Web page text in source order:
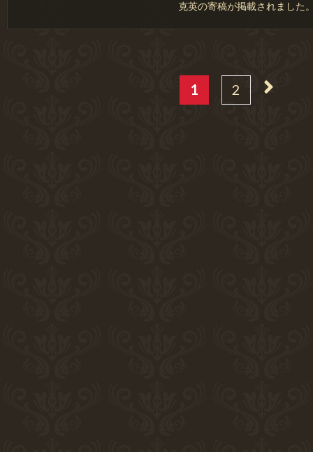
克英の寄稿が掲載されました
1 2